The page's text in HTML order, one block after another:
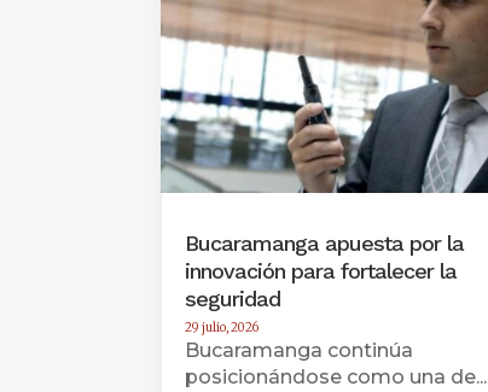
Bucaramanga apuesta por la
innovación para fortalecer la
seguridad
29 julio, 2026
Bucaramanga continúa
posicionándose como una de...